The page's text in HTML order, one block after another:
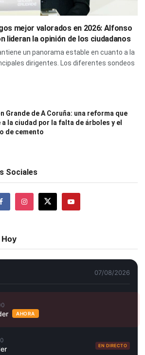
mejor valorados en 2026: Alfonso
lideran la opinión de los ciudadanos
un panorama estable en cuanto a la
dirigentes. Los diferentes sondeos
Grande de A Coruña: una reforma que
a la ciudad por la falta de árboles y el
de cemento
Sociales
07/08/2026
AHORA
EN DIRECTO